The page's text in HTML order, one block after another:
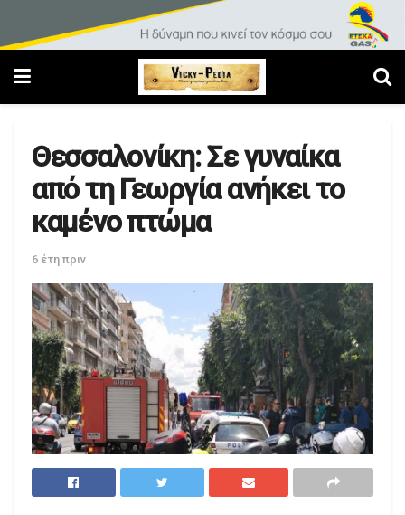
Θεσσαλονίκη: Σε γυναίκα
από τη Γεωργία ανήκει το
καμένο πτώμα
6 έτη πριν